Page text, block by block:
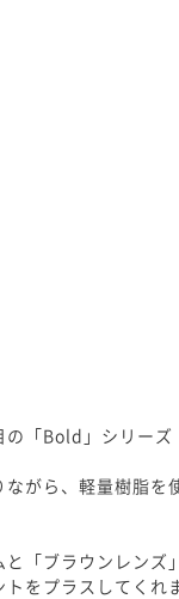
の「Bold」シリーズ
がら、軽量樹脂を
「ブラウンレンズ
をプラスしてくれ